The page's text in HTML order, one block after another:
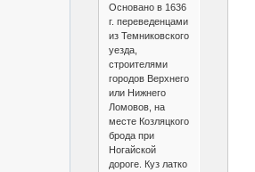
Основано в 1636
г. переведенцами
из Темниковского
уезда,
строителями
городов Верхнего
или Нижнего
Ломовов, на
месте Козляцкого
брода при
Ногайской
дороге. Куз латко